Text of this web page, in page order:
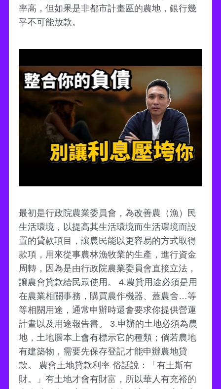
率高，但如果是非都市計畫區的農地，銀行幾
乎不可能放款。
最初是行政院農業委員會，為改善農（漁）民
生活環境，以提高其生活環境而生活環境而設
置的貸款項目，讓農民能以更容易的方式取得
款項，用來從事農林漁牧業的生產，進行資金
周轉，因為是由行政院農業委員會直接立法，
讓農會貸款給民眾使用。 4.農貸用途必須是用
在農業相關事務，購買農作機器、蓋農舍…等
等相關用途，通常申辦時還會要求你提供營運
計畫以及用途報告書。 3.申辦的土地必須為農
地，土地謄本上會有標示它的種類；倘若農地
有建築物，需要先保存登記才能申辦農地貸
款。 農會土地貸款利率 俗話說：「有土斯有
財。」有土地才會有財富，所以華人有充裕的